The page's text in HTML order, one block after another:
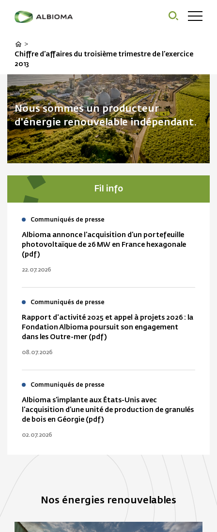
>
Chiffre d’affaires du troisième trimestre de l’exercice
2013
Nous sommes un producteur
d'énergie renouvelable indépendant.
Fil info
Communiqués de presse
Albioma annonce l’acquisition d’un portefeuille
photovoltaïque de 26 MW en France hexagonale
(pdf)
22.07.2026
Communiqués de presse
Rapport d'activité 2025 et appel à projets 2026 : la
Fondation Albioma poursuit son engagement
dans les Outre-mer (pdf)
08.07.2026
Communiqués de presse
Albioma s’implante aux États-Unis avec
l’acquisition d’une unité de production de granulés
de bois en Géorgie (pdf)
02.07.2026
Nos énergies renouvelables